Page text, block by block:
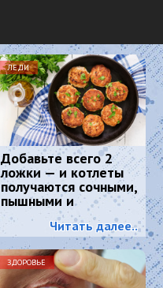
ЛЕДИ
Добавьте всего 2
ложки — и котлеты
получаются сочными,
пышными и
вкусными:
кулинарный секрет
Читать далее..
ЗДОРОВЬЕ